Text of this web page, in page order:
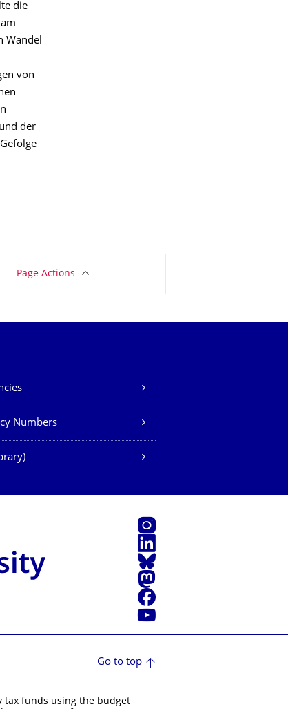
die
Wandel
von
der
Page Actions
Numbers
Instagram
LinkedIn
Bluesky
Mastodon
Facebook
YouTube
Go to top
tax funds using the budget